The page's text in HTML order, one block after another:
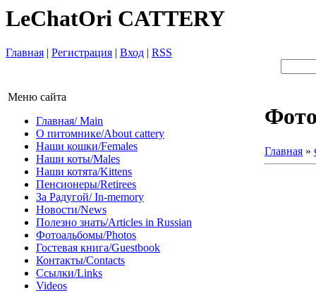
LeChatOri CATTERY
Главная | Регистрация | Вход | RSS
Меню сайта
Главная/ Main
О питомнике/About cattery
Наши кошки/Females
Наши коты/Males
Наши котята/Kittens
Пенсионеры/Retirees
За Радугой/ In-memory
Новости/News
Полезно знать/Articles in Russian
Фотоальбомы/Photos
Гостевая книга/Guestbook
Контакты/Contacts
Ссылки/Links
Videos
Главная »